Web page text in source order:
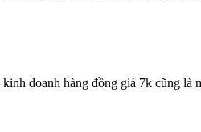
doanh hàng đồng giá 7k cũng